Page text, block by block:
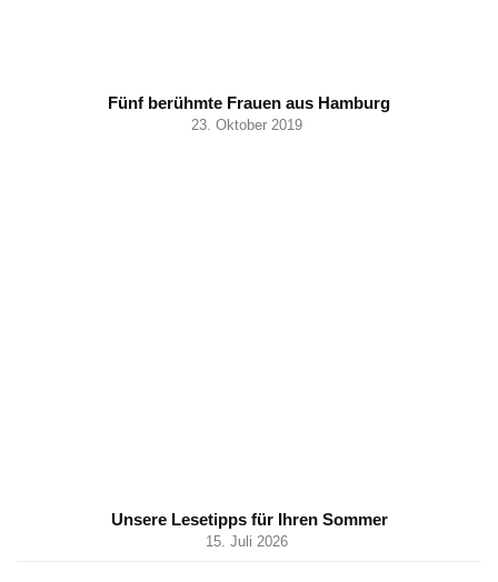
Fünf berühmte Frauen aus Hamburg
23. Oktober 2019
Unsere Lesetipps für Ihren Sommer
15. Juli 2026